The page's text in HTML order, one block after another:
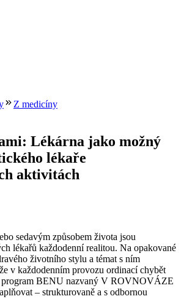
Z medicíny
Lékárna jako možný
lékaře
aktivitách
sedavým způsobem života jsou
lékařů každodenní realitou. Na opakované
životního stylu a témat s ním
v každodenním provozu ordinací chybět
program BENU nazvaný V ROVNOVÁZE
–⁠ strukturovaně a s odbornou